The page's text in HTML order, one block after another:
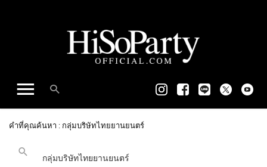
คำที่คุณค้นหา : กลุ่มบริษัทไทยยานยนตร์